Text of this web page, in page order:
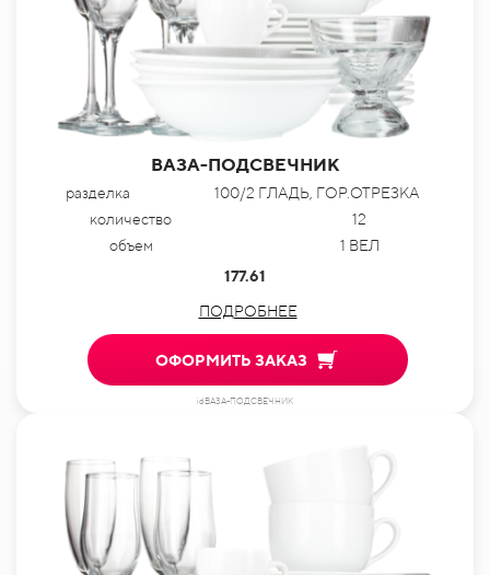
ВАЗА-ПОДСВЕЧНИК
разделка
100/2 ГЛАДЬ, ГОР.ОТРЕЗКА
количество
12
объем
1 ВЕЛ
177.61
ПОДРОБНЕЕ
ОФОРМИТЬ ЗАКАЗ
idВАЗА-ПОДСВЕЧНИК